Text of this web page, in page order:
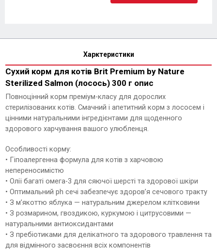
Харктеристики
Сухий корм для котів Brit Premium by Nature
Sterilized Salmon (лосось) 300 г опис
Повноцінний корм преміум-класу для дорослих
стерилізованих котів. Смачний і апетитний корм з лососем і
цінними натуральними інгредієнтами для щоденного
здорового харчування вашого улюбленця.
Особливості корму:
• Гіпоалергенна формула для котів з харчовою
непереносимістю
• Олії багаті омега-3 для сяючої шерсті та здорової шкіри
• Оптимальний ph сечі забезпечує здоров’я сечового тракту
• З м’якоттю яблука — натуральним джерелом клітковини
• З розмарином, гвоздикою, куркумою і цитрусовими —
натуральними антиоксидантами
• З пребіотиками для делікатного та здорового травлення та
для відмінного засвоєння всіх компонентів